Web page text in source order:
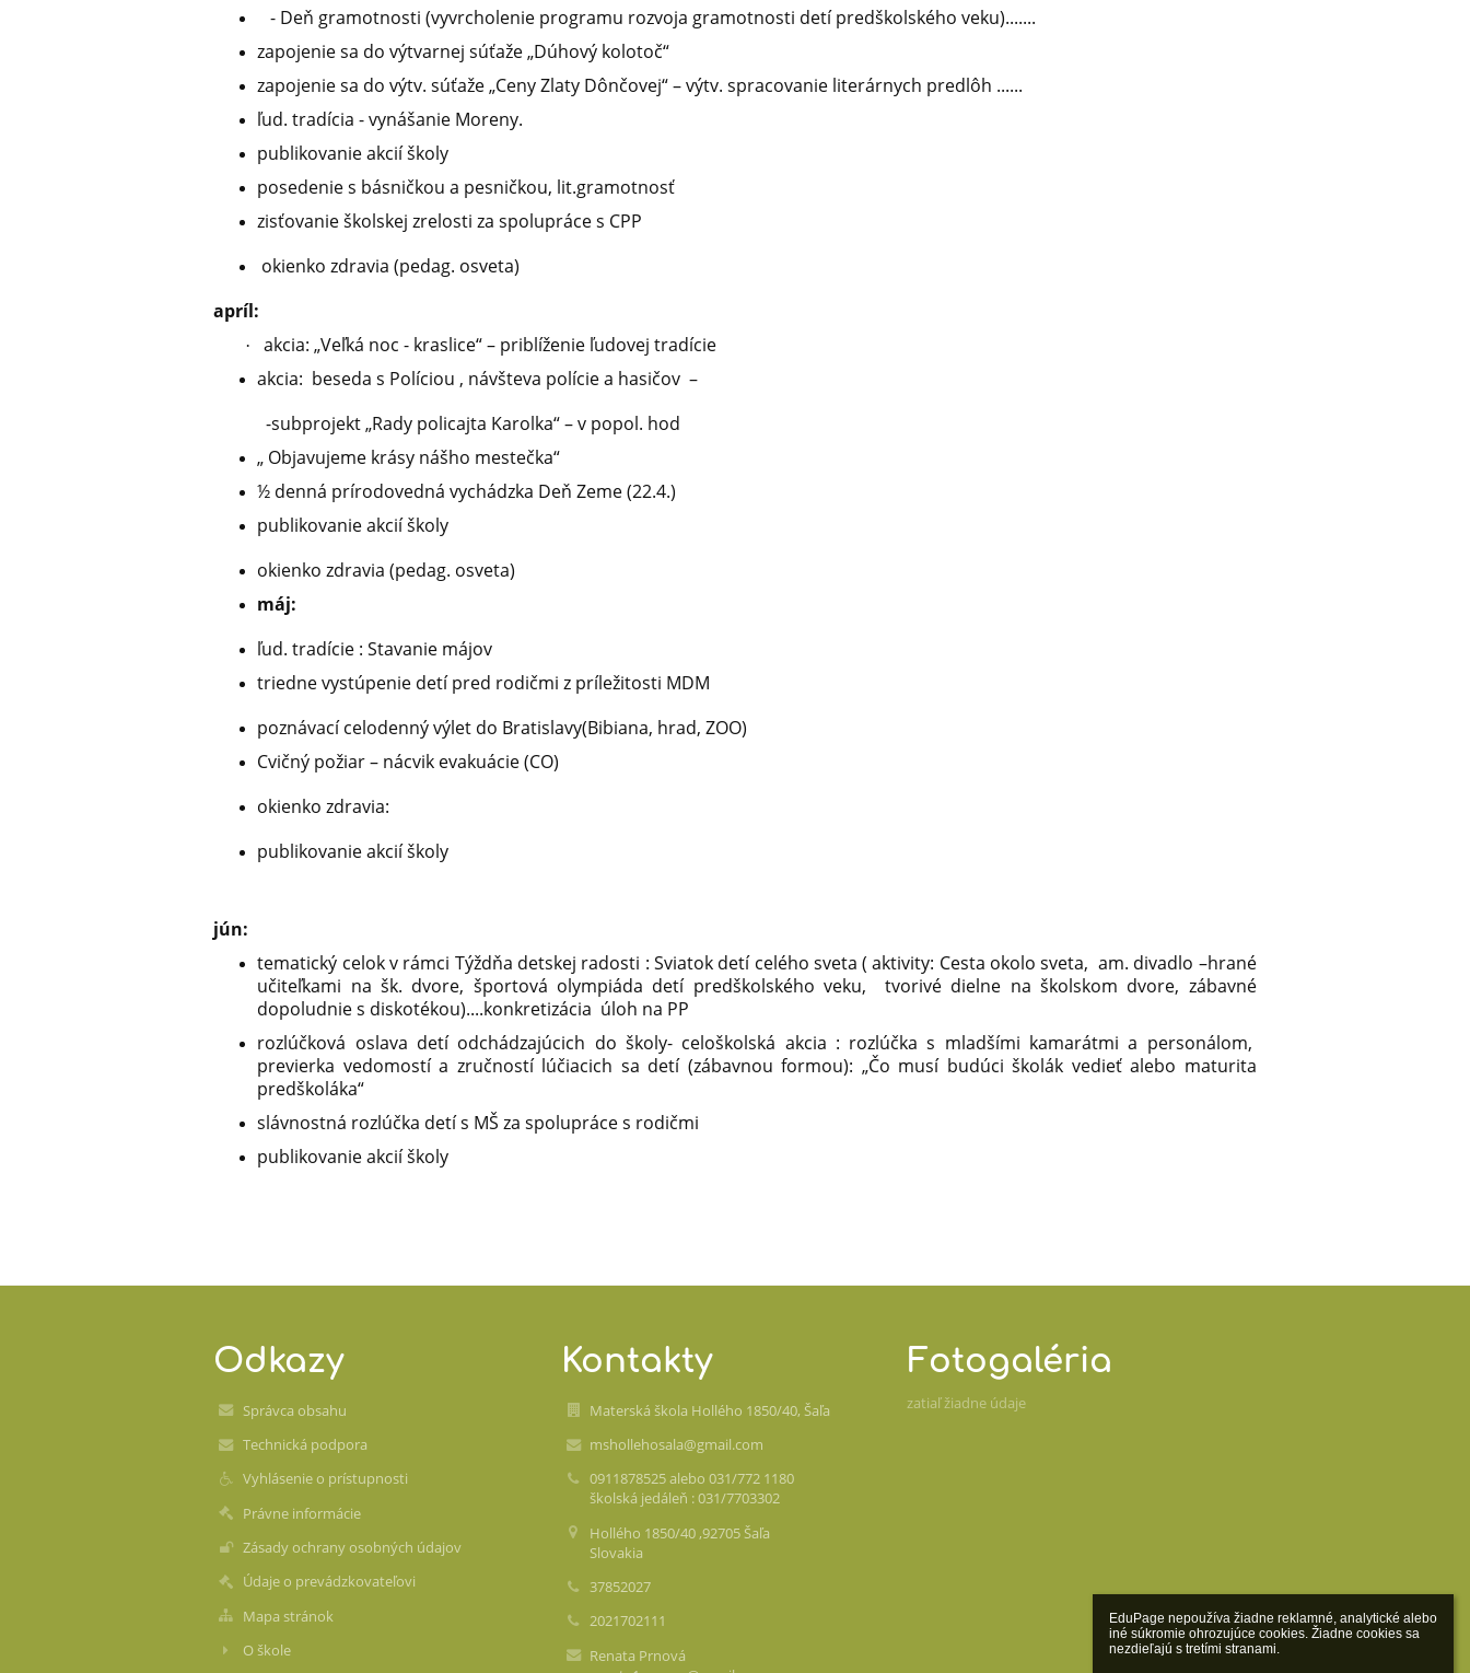
EduPage nepoužíva žiadne reklamné, analytické alebo
iné súkromie ohrozujúce cookies. Žiadne cookies sa
nezdieľajú s tretími stranami.
- Deň gramotnosti (vyvrcholenie programu rozvoja gramotnosti detí predškolského veku).......
zapojenie sa do výtvarnej súťaže „Dúhový kolotoč“
zapojenie sa do výtv. súťaže „Ceny Zlaty Dônčovej“ – výtv. spracovanie literárnych predlôh ......
ľud. tradícia - vynášanie Moreny.
publikovanie akcií školy
posedenie s básničkou a pesničkou, lit.gramotnosť
zisťovanie školskej zrelosti za spolupráce s CPP
okienko zdravia (pedag. osveta)
apríl:
·
akcia: „Veľká noc - kraslice“ – priblíženie ľudovej tradície
akcia: beseda s Políciou , návšteva polície a hasičov –
-subprojekt „Rady policajta Karolka“ – v popol. hod
„ Objavujeme krásy nášho mestečka“
½ denná prírodovedná vychádzka Deň Zeme (22.4.)
publikovanie akcií školy
okienko zdravia (pedag. osveta)
máj:
ľud. tradície : Stavanie májov
triedne vystúpenie detí pred rodičmi z príležitosti MDM
poznávací celodenný výlet do Bratislavy(Bibiana, hrad, ZOO)
Cvičný požiar – nácvik evakuácie (CO)
okienkozdravia:
publikovanie akcií školy
jún:
tematický celok v rámci Týždňa detskej radosti : Sviatok detí celého sveta ( aktivity: Cesta okolo sveta, am. divadlo –hrané
učiteľkami na šk. dvore, športová olympiáda detí predškolského veku, tvorivé dielne na školskom dvore, zábavné
dopoludnie s diskotékou)....konkretizácia úloh na PP
rozlúčková oslava detí odchádzajúcich do školy- celoškolská akcia : rozlúčka s mladšími kamarátmi a personálom,
previerka vedomostí a zručností lúčiacich sa detí (zábavnou formou): „Čo musí budúci školák vedieť alebo maturita
predškoláka“
slávnostná rozlúčka detí s MŠ za spolupráce s rodičmi
publikovanie akcií školy
Odkazy
Správca obsahu
Technická podpora
Vyhlásenie o prístupnosti
Právne informácie
Zásady ochrany osobných údajov
Údaje o prevádzkovateľovi
Mapa stránok
O škole
Kontakty
Materská škola Hollého 1850/40, Šaľa
mshollehosala@gmail.com
0911878525 alebo 031/772 1180
školská jedáleň : 031/7703302
Hollého 1850/40 ,92705 Šaľa
Slovakia
37852027
2021702111
Renata Prnová
Fotogaléria
zatiaľ žiadne údaje